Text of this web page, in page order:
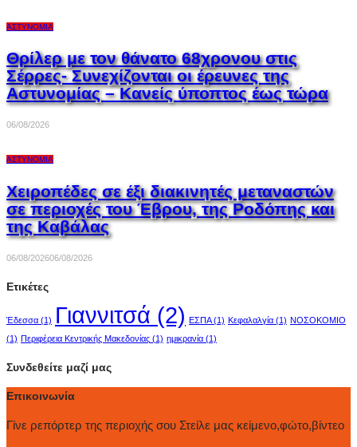
ΑΣΤΥΝΟΜΊΑ
Θρίλερ με τον θάνατο 68χρονου στις
Σέρρες- Συνεχίζονται οι έρευνες της
Αστυνομίας – Κανείς ύποπτος έως τώρα
06/08/2026
ΑΣΤΥΝΟΜΊΑ
Χειροπέδες σε έξι διακινητές μεταναστών
σε περιοχές του Έβρου, της Ροδόπης και
της Καβάλας
06/08/202606/08/2026
Ετικέτες
Έδεσσα (1) Γιαννιτσά (2) ΕΣΠΑ(1) Κεφαλαλγία (1) ΝΟΣΟΚΟΜΙΟ
(1) Περιφέρεια Κεντρικής Μακεδονίας (1) ημικρανία (1)
Συνδεθείτε μαζί μας
Επικοινωνία
Γίνε ρεπόρτερ της περιοχής σου Στείλε μας κείμενο,φώτο,βίντεο